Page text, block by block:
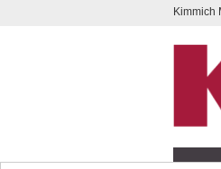
Kompletten Head der Seite überspringen
Kimmich